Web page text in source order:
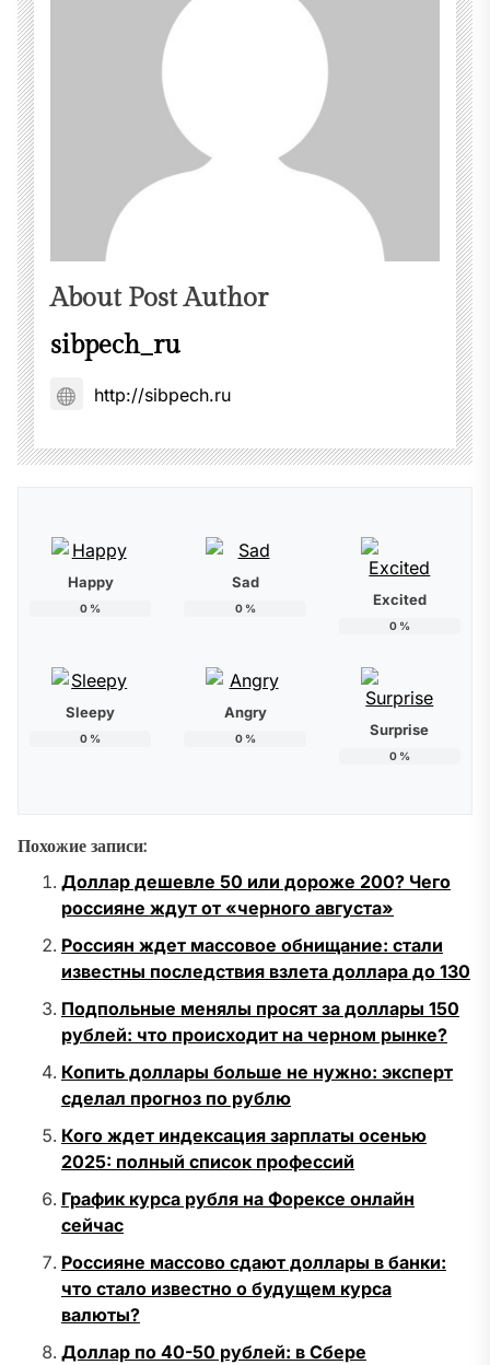
About Post Author
sibpech_ru
http://sibpech.ru
Happy
0 %
Sad
0% Excited
0%
Sleepy
0 %
Angry
0% Surprise
0%
Похожие записи:
Доллар дешевле 50 или дороже 200? Чего
россияне ждут от «черного августа»
Россиян ждет массовое обнищание: стали
известны последствия взлета доллара до 130
Подпольные менялы просят за доллары 150
рублей: что происходит на черном рынке?
Копить доллары больше не нужно: эксперт
сделал прогноз по рублю
Кого ждет индексация зарплаты осенью
2025: полный список профессий
График курса рубля на Форексе онлайн
сейчас
Россияне массово сдают доллары в банки:
что стало известно о будущем курса
валюты?
Доллар по 40-50 рублей: в Сбере